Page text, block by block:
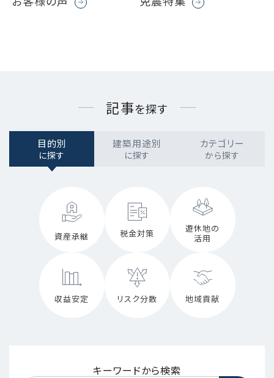
記事を探す
目的別
に探す
建築用途別
に探す
カテゴリー
から探す
資産承継 税金対策
遊休地の
活用
収益安定 リスク分散 地域貢献
キーワードから検索